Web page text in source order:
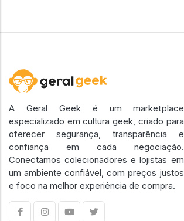
A Geral Geek é um marketplace
especializado em cultura geek, criado para
oferecer segurança, transparência e
confiança em cada negociação.
Conectamos colecionadores e lojistas em
um ambiente confiável, com preços justos
e foco na melhor experiência de compra.